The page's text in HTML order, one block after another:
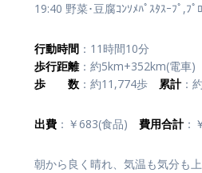
19:40 野菜･豆腐ｺﾝｿﾒﾊﾟｽﾀｽｰﾌﾟ,ﾌﾟ
行動時間 ：11時間10分
歩行距離：約5km+352km(電車)
歩 数 ：約11,774歩 累計：
出費 ：￥683(食品) 費用合計：
朝から良く晴れ、気温も気分も